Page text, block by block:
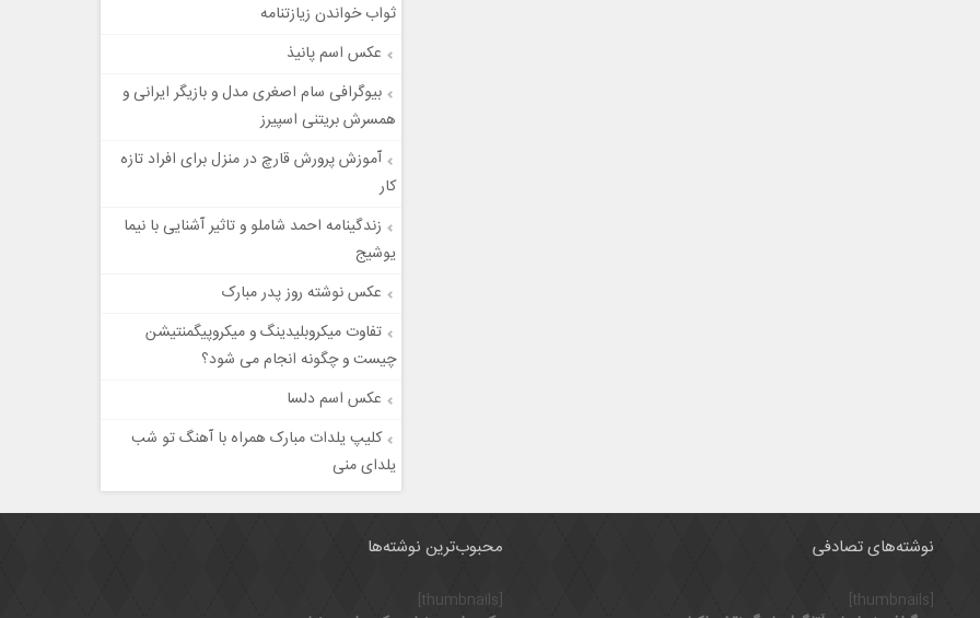
ثواب خواندن زیازتنامه
عکس اسم پانیذ
بیوگرافی سام اصغری مدل و بازیگر ایرانی و
همسرش بریتنی اسپیرز
آموزش پرورش قارچ در منزل برای افراد تازه
کار
زندگینامه احمد شاملو و تاثیر آشنایی با نیما
یوشیج
عکس نوشته روز پدر مبارک
تفاوت میکروبلیدینگ و میکروپیگمنتیشن
چیست و چگونه انجام می شود؟
عکس اسم دلسا
کلیپ‌ یلدات مبارک همراه با آهنگ تو شب
یلدای منی
نوشته‌های تصادفی
[thumbnails]
محبوب‌ترین نوشته‌ها
[thumbnails]